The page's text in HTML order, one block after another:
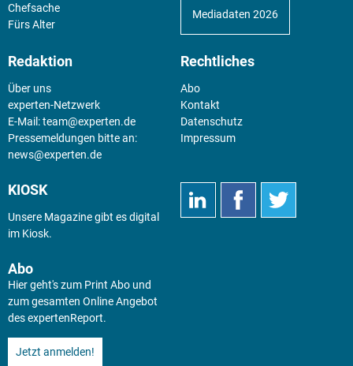
Chefsache
Fürs Alter
Mediadaten 2026
Redaktion
Über uns
experten-Netzwerk
E-Mail:team@experten.de
Pressemeldungen bitte an:
news@experten.de
Rechtliches
Abo
Kontakt
Datenschutz
Impressum
KIOSK
Unsere Magazine gibt es digital
im Kiosk.
Abo
Hier geht's zum Print Abo und
zum gesamten Online Angebot
des expertenReport.
Jetzt anmelden!